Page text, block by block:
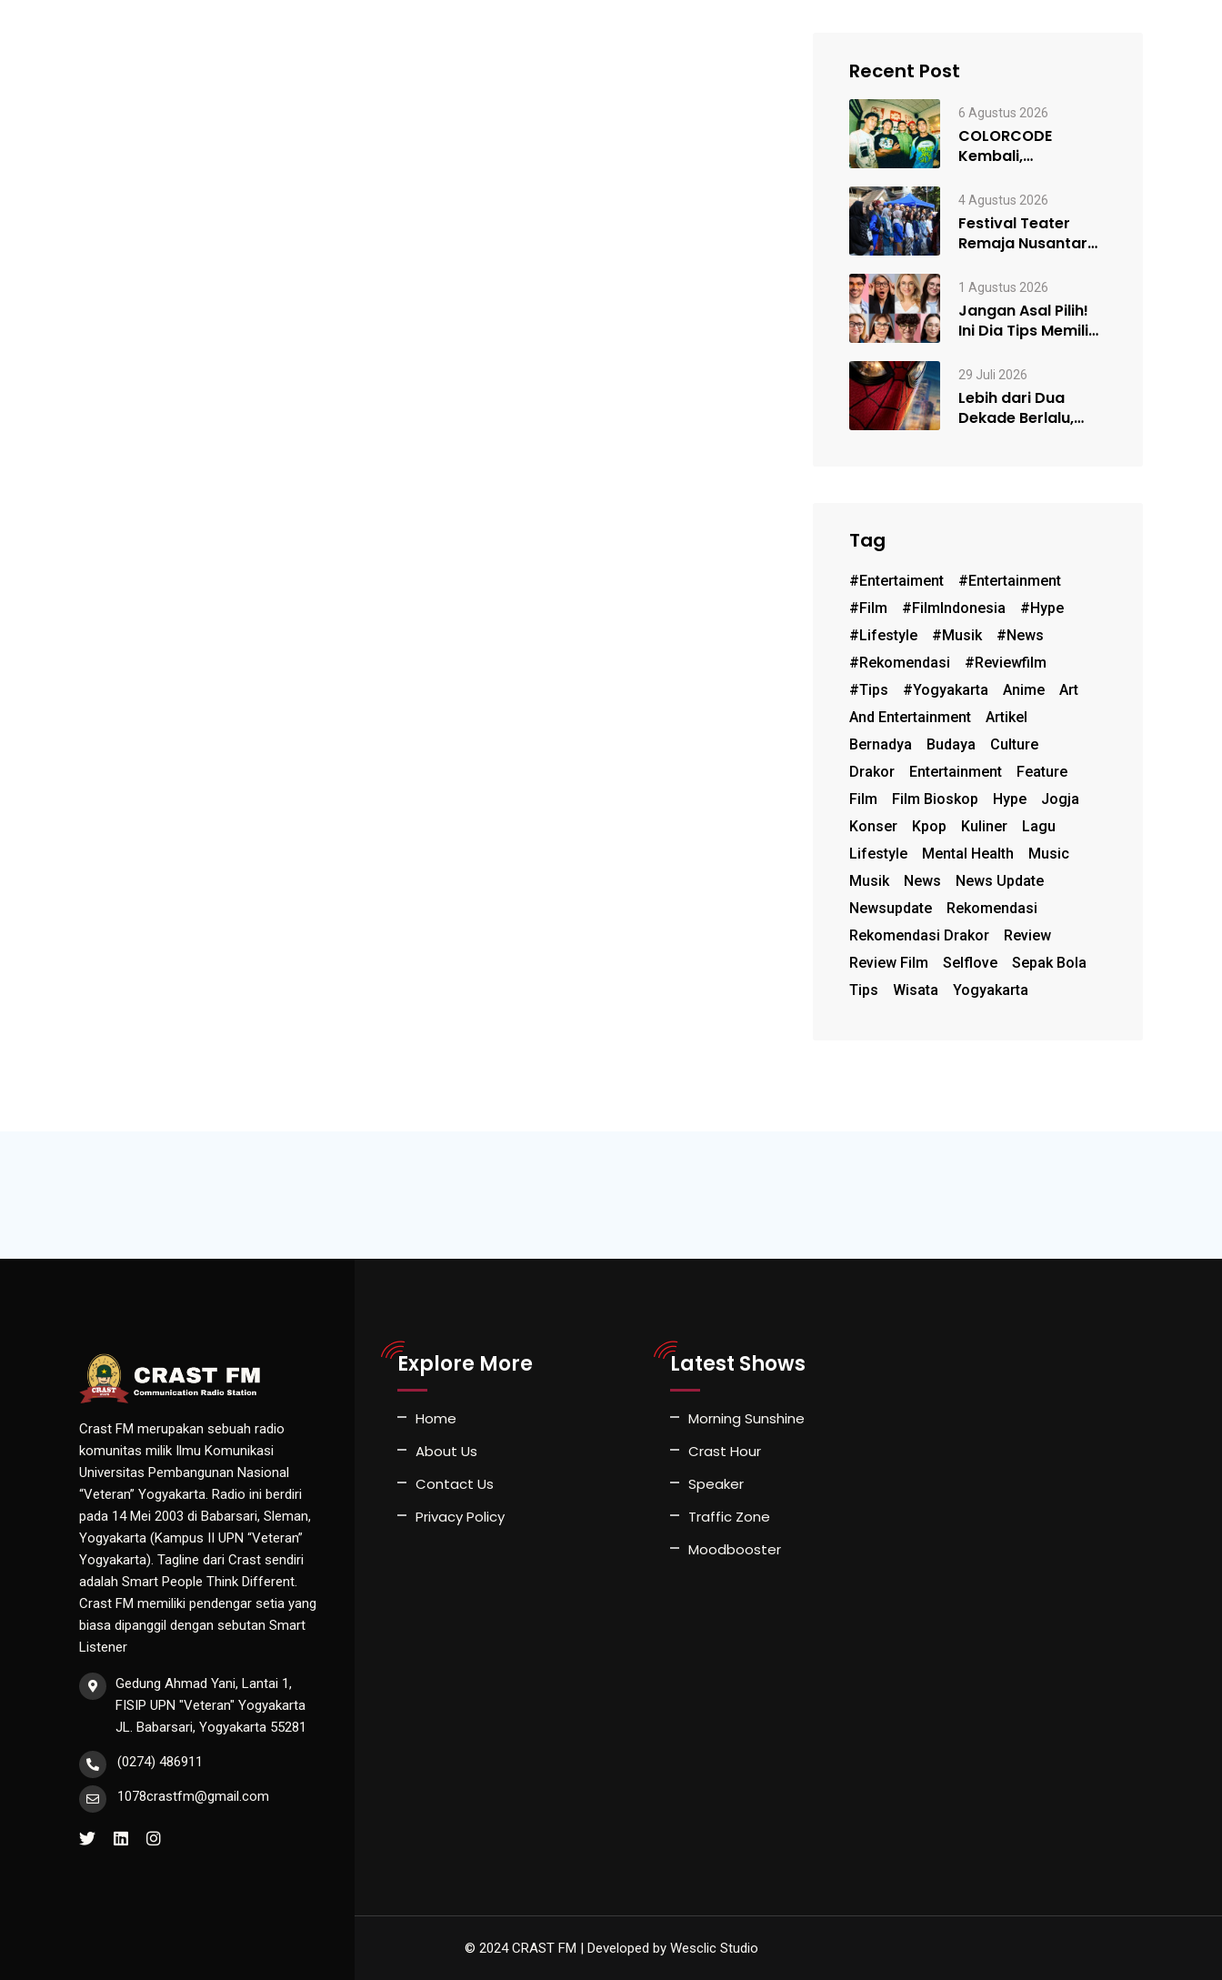
Recent Post
6 Agustus 2026
COLORCODE
Kembali,
Menuju Constant
Change
4 Agustus 2026
Festival Teater
Remaja Nusantara
Satukan Kelompok
Teater…
1 Agustus 2026
Jangan Asal Pilih!
Ini Dia Tips Memilih
Sesuai…
29 Juli 2026
Lebih dari Dua
Dekade Berlalu,
Tag
#entertaiment
#entertainment
#film
#FilmIndonesia
#hype
#lifestyle
#musik
#News
#rekomendasi
#reviewfilm
#Tips
#Yogyakarta Anime
Art
And Entertainment
Artikel
Bernadya
Budaya
Culture
Drakor
Entertainment
Feature
Film
Film Bioskop Hype
Jogja
Konser
Kpop Kuliner
Lagu
Lifestyle
Mental Health
Music
Musik
News
News Update
Newsupdate
Rekomendasi
Rekomendasi Drakor
Review
Review Film
Selflove
Sepak Bola
Tips
Wisata Yogyakarta
Crast FM merupakan sebuah radio
komunitas milik Ilmu Komunikasi
Universitas Pembangunan Nasional
“Veteran” Yogyakarta. Radio ini berdiri
pada 14 Mei 2003 di Babarsari, Sleman,
Yogyakarta (Kampus II UPN “Veteran”
Yogyakarta). Tagline dari Crast sendiri
adalah Smart People Think Different.
Crast FM memiliki pendengar setia yang
biasa dipanggil dengan sebutan Smart
Listener
Gedung Ahmad Yani, Lantai 1,
FISIP UPN "Veteran" Yogyakarta
JL. Babarsari, Yogyakarta 55281
(0274) 486911
1078crastfm@gmail.com
Explore More
Home
About Us
Contact Us
Privacy Policy
Latest Shows
Morning Sunshine
Crast Hour
Speaker
Traffic Zone
Moodbooster
© 2024 CRAST FM | Developed by Wesclic Studio